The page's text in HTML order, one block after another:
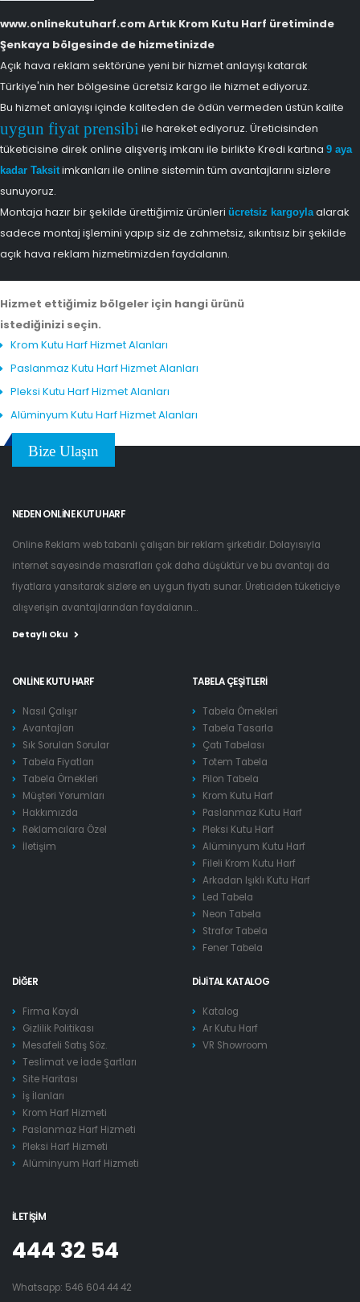
www.onlinekutuharf.com Artık Krom Kutu Harf üretiminde
Şenkaya bölgesinde de hizmetinizde
Açık hava reklam sektörüne yeni bir hizmet anlayışı katarak
Türkiye'nin her bölgesine ücretsiz kargo ile hizmet ediyoruz.
Bu hizmet anlayışı içinde kaliteden de ödün vermeden üstün kalite
uygun fiyat prensibi ile hareket ediyoruz. Üreticisinden
tüketicisine direk online alışveriş imkanı ile birlikte Kredi kartına 9 aya
kadar Taksitimkanları ile online sistemin tüm avantajlarını sizlere
sunuyoruz.
Montaja hazır bir şekilde ürettiğimiz ürünleri ücretsiz kargoylaalarak
sadece montaj işlemini yapıp siz de zahmetsiz, sıkıntısız bir şekilde
açık hava reklam hizmetimizden faydalanın.
Hizmet ettiğimiz bölgeler için hangi ürünü
istediğinizi seçin.
Krom Kutu Harf Hizmet Alanları
Paslanmaz Kutu Harf Hizmet Alanları
Pleksi Kutu Harf Hizmet Alanları
Alüminyum Kutu Harf Hizmet Alanları
Bize Ulaşın
NEDEN ONLINE KUTU HARF
Online Reklam web tabanlı çalışan bir reklam şirketidir. Dolayısıyla
internet sayesinde masrafları çok daha düşüktür ve bu avantajı da
fiyatlara yansıtarak sizlere en uygun fiyatı sunar. Üreticiden tüketiciye
alışverişin avantajlarından faydalanın...
Detaylı Oku
ONLINE KUTU HARF
Nasıl Çalışır
Avantajları
Sık Sorulan Sorular
Tabela Fiyatları
Tabela Örnekleri
Müşteri Yorumları
Hakkımızda
Reklamcılara Özel
İletişim
TABELA ÇEŞITLERI
Tabela Örnekleri
Tabela Tasarla
Çatı Tabelası
Totem Tabela
Pilon Tabela
Krom Kutu Harf
Paslanmaz Kutu Harf
Pleksi Kutu Harf
Alüminyum Kutu Harf
Fileli Krom Kutu Harf
Arkadan Işıklı Kutu Harf
Led Tabela
Neon Tabela
Strafor Tabela
Fener Tabela
DIĞER
Firma Kaydı
Gizlilik Politikası
Mesafeli Satış Söz.
Teslimat ve İade Şartları
Site Haritası
İş İlanları
Krom Harf Hizmeti
Paslanmaz Harf Hizmeti
Pleksi Harf Hizmeti
Alüminyum Harf Hizmeti
DIJITAL KATALOG
Katalog
Ar Kutu Harf
VR Showroom
İLETIŞIM
444 32 54
Whatsapp: 546 604 44 42